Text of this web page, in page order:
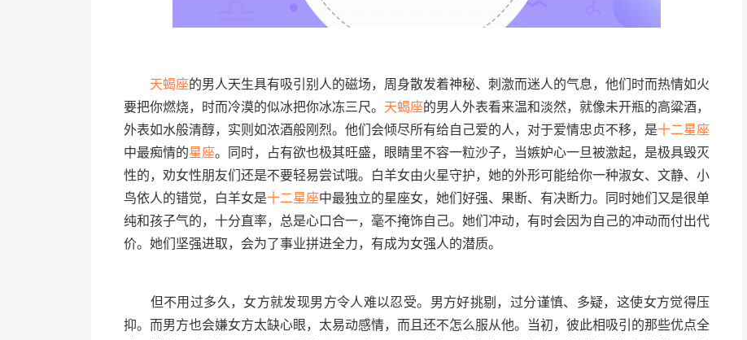
天蝎座的男人天生具有吸引别人的磁场，周身散发着神秘、刺激而迷人的气息，他们时而热情如火
要把你燃烧，时而冷漠的似冰把你冰冻三尺。 天蝎座的男人外表看来温和淡然，就像未开瓶的高粱酒，
外表如水般清醇，实则如浓酒般刚烈。他们会倾尽所有给自己爱的人，对于爱情忠贞不移，是十二星座
中最痴情的星座。同时，占有欲也极其旺盛，眼睛里不容一粒沙子，当嫉妒心一旦被激起，是极具毁灭
性的，劝女性朋友们还是不要轻易尝试哦。白羊女由火星守护，她的外形可能给你一种淑女、文静、小
鸟依人的错觉，白羊女是十二星座中最独立的星座女，她们好强、果断、有决断力。同时她们又是很单
纯和孩子气的，十分直率，总是心口合一，毫不掩饰自己。她们冲动，有时会因为自己的冲动而付出代
价。她们坚强进取，会为了事业拼进全力，有成为女强人的潜质。
但不用过多久，女方就发现男方令人难以忍受。男方好挑剔，过分谨慎、多疑，这使女方觉得压
抑。而男方也会嫌女方太缺心眼，太易动感情，而且还不怎么服从他。当初，彼此相吸引的那些优点全